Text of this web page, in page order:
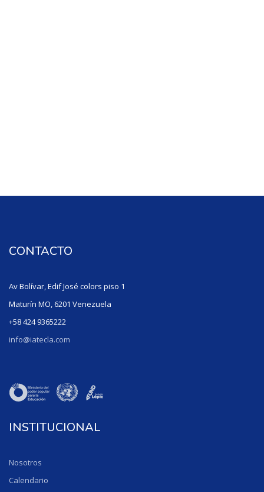
CONTACTO
Av Bolívar, Edif José colors piso 1
Maturín MO, 6201 Venezuela
+58 424 9365222
info@iatecla.com
INSTITUCIONAL
Nosotros
Calendario